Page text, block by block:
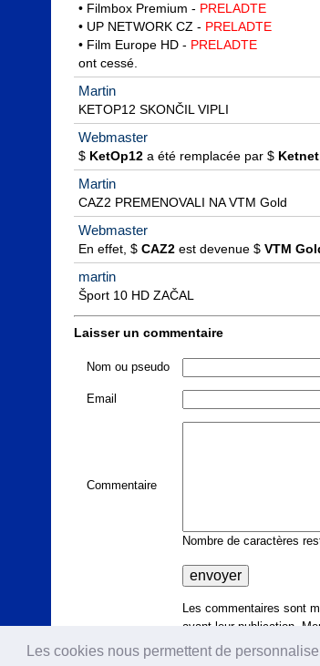
Les cookies nous permettent de
• Filmbox Premium - PRELADTE
• UP NETWORK CZ - PRELADTE
• Film Europe HD - PRELADTE
ont cessé.
Martin
KETOP12 SKONČIL VIPLI
Webmaster
$ KetOp12 a été remplacée par $ Ketnet
Martin
CAZ2 PREMENOVALI NA VTM Gold
Webmaster
En effet, $ CAZ2 est devenue $ VTM
martin
Šport 10 HD ZAČAL
Laisser un commentaire
Nom ou pseudo
Email
Commentaire
Nombre de caractères
Les commentaires sont
avant leur publication.